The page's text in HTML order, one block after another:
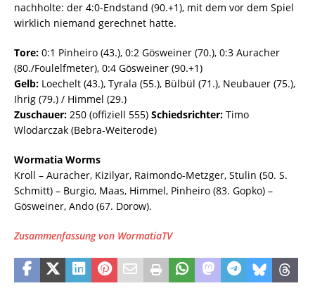
nachholte: der 4:0-Endstand (90.+1), mit dem vor dem Spiel
wirklich niemand gerechnet hatte.
Tore: 0:1 Pinheiro (43.), 0:2 Gösweiner (70.), 0:3 Auracher
(80./Foulelfmeter), 0:4 Gösweiner (90.+1)
Gelb: Loechelt (43.), Tyrala (55.), Bülbül (71.), Neubauer (75.),
Ihrig (79.) / Himmel (29.)
Zuschauer: 250 (offiziell 555) Schiedsrichter: Timo
Wlodarczak (Bebra-Weiterode)
Wormatia Worms
Kroll – Auracher, Kizilyar, Raimondo-Metzger, Stulin (50. S.
Schmitt) – Burgio, Maas, Himmel, Pinheiro (83. Gopko) –
Gösweiner, Ando (67. Dorow).
Zusammenfassung von WormatiaTV